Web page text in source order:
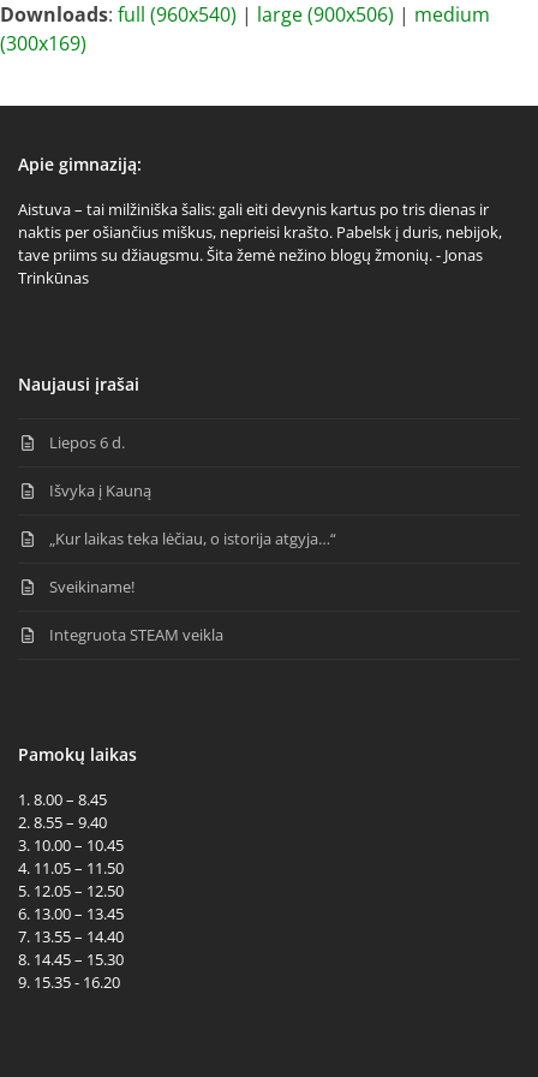
Downloads: full (960x540) | large (900x506) | medium
(300x169)
Apie gimnaziją:
Aistuva – tai milžiniška šalis: gali eiti devynis kartus po tris dienas ir
naktis per ošiančius miškus, neprieisi krašto. Pabelsk į duris, nebijok,
tave priims su džiaugsmu. Šita žemė nežino blogų žmonių. - Jonas
Trinkūnas
Naujausi įrašai
Liepos 6 d.
Išvyka į Kauną
„Kur laikas teka lėčiau, o istorija atgyja…“
Sveikiname!
Integruota STEAM veikla
Pamokų laikas
1. 8.00 – 8.45
2. 8.55 – 9.40
3. 10.00 – 10.45
4. 11.05 – 11.50
5. 12.05 – 12.50
6. 13.00 – 13.45
7. 13.55 – 14.40
8. 14.45 – 15.30
9. 15.35 - 16.20